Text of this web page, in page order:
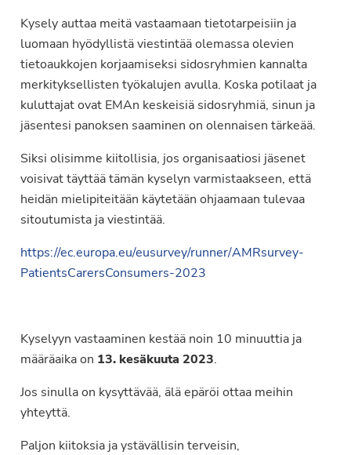
Kysely auttaa meitä vastaamaan tietotarpeisiin ja
luomaan hyödyllistä viestintää olemassa olevien
tietoaukkojen korjaamiseksi sidosryhmien kannalta
merkityksellisten työkalujen avulla. Koska potilaat ja
kuluttajat ovat EMAn keskeisiä sidosryhmiä, sinun ja
jäsentesi panoksen saaminen on olennaisen tärkeää.
Siksi olisimme kiitollisia, jos organisaatiosi jäsenet
voisivat täyttää tämän kyselyn varmistaakseen, että
heidän mielipiteitään käytetään ohjaamaan tulevaa
sitoutumista ja viestintää.
https://ec.europa.eu/eusurvey/runner/AMRsurvey-
PatientsCarersConsumers-2023
Kyselyyn vastaaminen kestää noin 10 minuuttia ja
määräaika on 13. kesäkuuta 2023.
Jos sinulla on kysyttävää, älä epäröi ottaa meihin
yhteyttä.
Paljon kiitoksia ja ystävällisin terveisin,